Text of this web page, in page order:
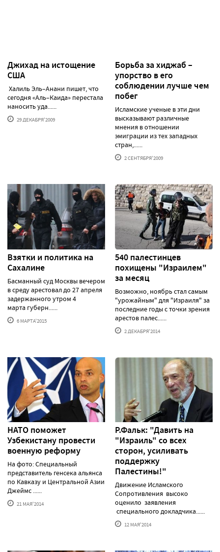
Джихад на истощение
США
Халиль Эль–Анани пишет, что
сегодня «Аль–Каида» перестала
наносить уда......
29 ДЕКАБРЯ'2009
Борьба за хиджаб –
упорство в его
соблюдении лучше чем
побег
Исламские ученые в эти дни
высказывают различные
мнения в отношении
эмиграции из тех западных
стран,......
2 СЕНТЯБРЯ'2009
Взятки и политика на
Сахалине
Басманный суд Москвы вечером
в среду арестовал до 27 апреля
задержанного утром 4
марта губерн......
6 МАРТА'2015
540 палестинцев
похищены "Израилем"
за месяц
Возможно, ноябрь стал самым
"урожайным" для "Израиля" за
последние годы с точки зрения
арестов палес......
2 ДЕКАБРЯ'2014
НАТО поможет
Узбекистану провести
военную реформу
На фото: Специальный
представитель генсека альянса
по Кавказу и Центральной Азии
Джеймс ......
21 МАЯ'2014
Р.Фальк: "Давить на
"Израиль" со всех
сторон, усиливать
поддержку
Палестины!"
Движение Исламского
Сопротивления высоко
оценило заявления
специального докладчика......
12 МАЯ'2014